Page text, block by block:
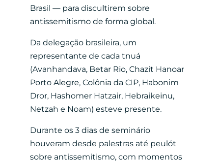
Brasil — para discultirem sobre
antissemitismo de forma global.
Da delegação brasileira, um
representante de cada tnuá
(Avanhandava, Betar Rio, Chazit Hanoar
Porto Alegre, Colônia da CIP, Habonim
Dror, Hashomer Hatzair, Hebraikeinu,
Netzah e Noam) esteve presente.
Durante os 3 dias de seminário
houveram desde palestras até peulót
sobre antissemitismo, com momentos